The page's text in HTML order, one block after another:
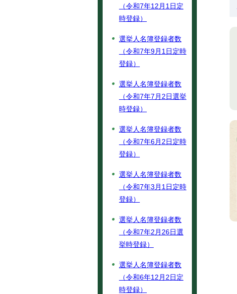
（令和7年12月1日定
時登録）
選挙人名簿登録者数
（令和7年9月1日定時
登録）
選挙人名簿登録者数
（令和7年7月2日選挙
時登録）
選挙人名簿登録者数
（令和7年6月2日定時
登録）
選挙人名簿登録者数
（令和7年3月1日定時
登録）
選挙人名簿登録者数
（令和7年2月26日選
挙時登録）
選挙人名簿登録者数
（令和6年12月2日定
時登録）